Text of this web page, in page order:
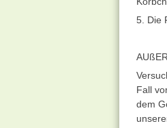
5. Die
Fall
dem